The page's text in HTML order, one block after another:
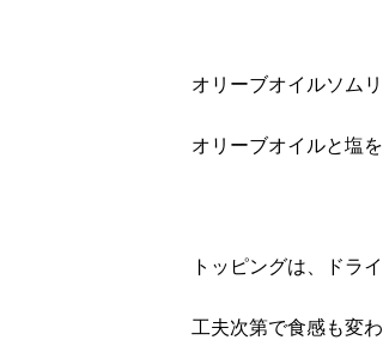
オリーブオイルソム
オリーブオイルと塩
トッピングは、ドラ
工夫次第で食感も変わ